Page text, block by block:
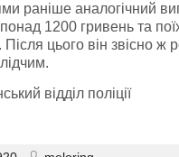
раніше аналогічний
1200 гривень та
цього він звісно
відділ поліції